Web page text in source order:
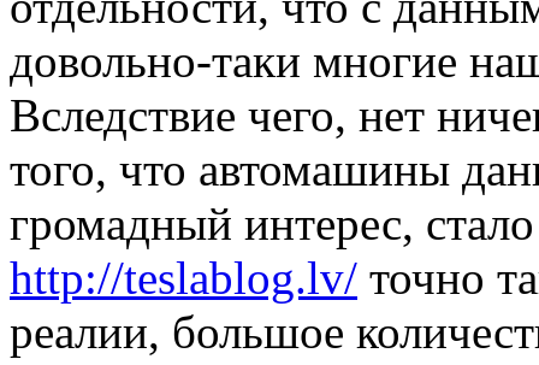
довольно-таки многие
Вследствие чего, нет
того, что автомашины
громадный интерес,
http://teslablog.lv/ точно
реалии, большое